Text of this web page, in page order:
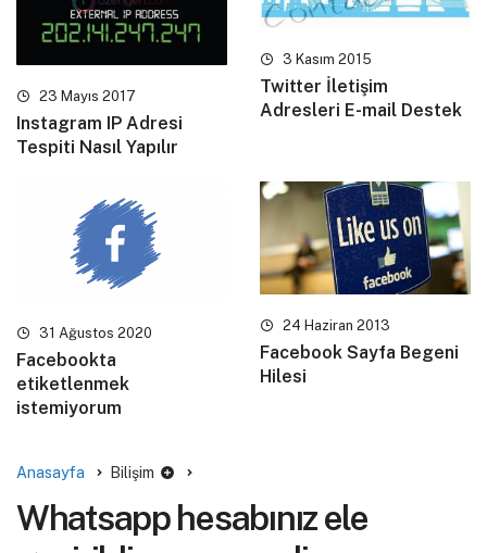
23 Mayıs 2017
Instagram IP Adresi
Tespiti Nasıl Yapılır
3 Kasım 2015
Twitter İletişim
Adresleri E-mail Destek
31 Ağustos 2020
Facebookta
etiketlenmek
istemiyorum
24 Haziran 2013
Facebook Sayfa Begeni
Hilesi
Anasayfa Bilişim
Whatsapp hesabınız ele